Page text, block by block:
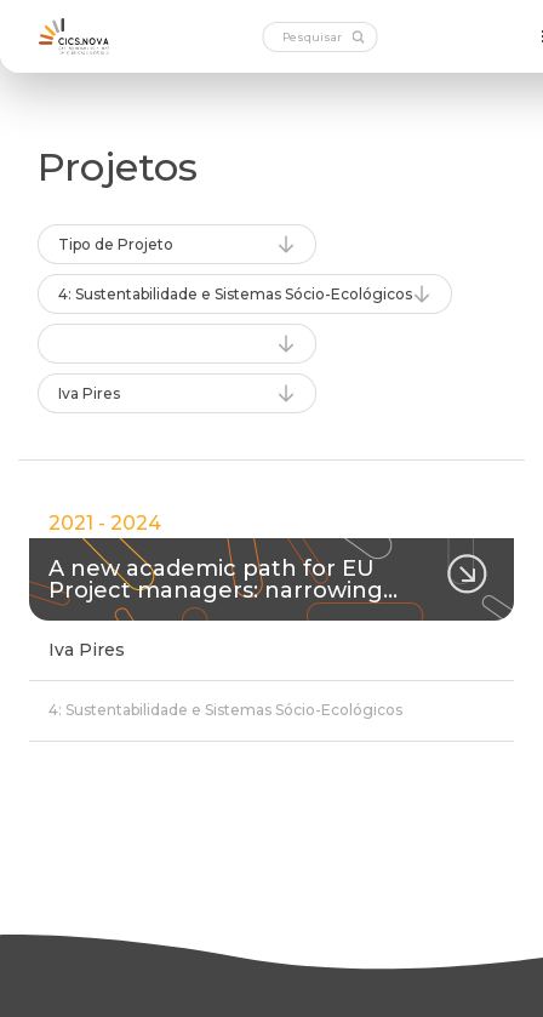
Projetos
Tipo de Projeto
4: Sustentabilidade e Sistemas Sócio-Ecológicos
Iva Pires
2021 - 2024
A new academic path for EU
Project managers: narrowing…
Iva Pires
4: Sustentabilidade e Sistemas Sócio-Ecológicos